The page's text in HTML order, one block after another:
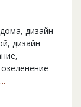
дизайн
дизайн
...